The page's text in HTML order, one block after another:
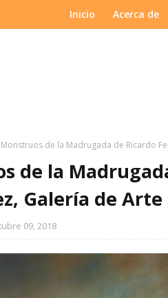
Inicio Acerca de
Monstruos de la Madrugada de Ricardo
de la
Galería de Arte
09, 2018